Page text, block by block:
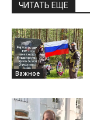
ЧИТАТЬ ЕЩЕ
Важное